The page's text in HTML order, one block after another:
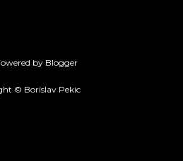
by Blogger
© Borislav Pekic